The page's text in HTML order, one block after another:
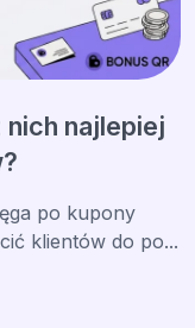
najlepiej
po kupony
klientów do po...